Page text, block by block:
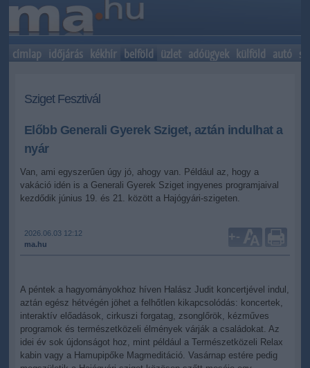
címlap időjárás kékhír belföld üzlet adóügyek külföld autó
Sziget Fesztivál
Előbb Generali Gyerek Sziget, aztán indulhat a
nyár
Van, ami egyszerűen úgy jó, ahogy van. Például az, hogy a
vakáció idén is a Generali Gyerek Sziget ingyenes programjaival
kezdődik június 19. és 21. között a Hajógyári-szigeten.
2026.06.03 12:12
ma.hu
+-
A péntek a hagyományokhoz híven Halász Judit koncertjével indul,
aztán egész hétvégén jöhet a felhőtlen kikapcsolódás: koncertek,
interaktív előadások, cirkuszi forgatag, zsonglőrök, kézműves
programok és természetközeli élmények várják a családokat. Az
idei év sok újdonságot hoz, mint például a Természetközeli Relax
kabin vagy a Hamupipőke Magmeditáció. Vasárnap estére pedig